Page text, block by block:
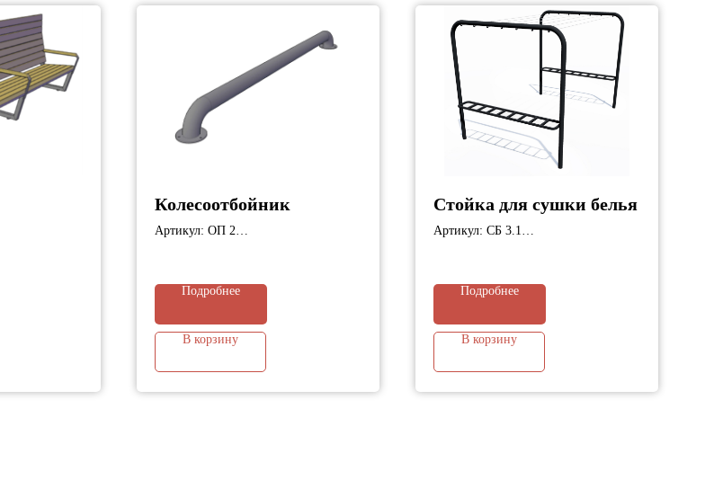
Колесоотбойник
Артикул: ОП 2
Подробнее
В корзину
Стойка для сушки белья
Артикул: СБ 3.1
Подробнее
В корзину